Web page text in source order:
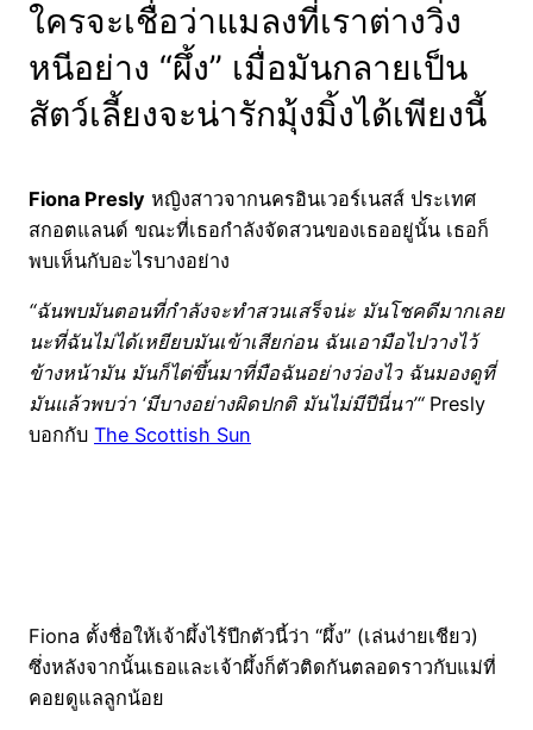
ใครจะเชื่อว่าแมลงที่เราต่างวิ่ง
หนีอย่าง “ผึ้ง” เมื่อมันกลายเป็น
สัตว์เลี้ยงจะน่ารักมุ้งมิ้งได้เพียงนี้
Fiona Presly หญิงสาวจากนครอินเวอร์เนสส์ ประเทศ
สกอตแลนด์ ขณะที่เธอกำลังจัดสวนของเธออยู่นั้น เธอก็
พบเห็นกับอะไรบางอย่าง
“ฉันพบมันตอนที่กำลังจะทำสวนเสร็จน่ะ มันโชคดีมากเลย
นะที่ฉันไม่ได้เหยียบมันเข้าเสียก่อน ฉันเอามือไปวางไว้
ข้างหน้ามัน มันก็ไต่ขึ้นมาที่มือฉันอย่างว่องไว ฉันมองดูที่
มันแล้วพบว่า ‘มีบางอย่างผิดปกติ มันไม่มีปีนี่นา’“Presly
บอกกับ The Scottish Sun
Fiona ตั้งชื่อให้เจ้าผึ้งไร้ปีกตัวนี้ว่า “ผึ้ง” (เล่นง่ายเชียว)
ซึ่งหลังจากนั้นเธอและเจ้าผึ้งก็ตัวติดกันตลอดราวกับแม่ที่
คอยดูแลลูกน้อย